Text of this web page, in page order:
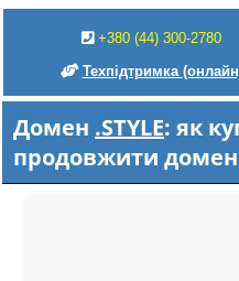
+380 (44) 300-2780
Техпідтримка
Домен .STYLE: як
продовжити домен